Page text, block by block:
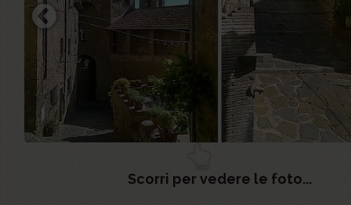
Scorri per vedere le foto...